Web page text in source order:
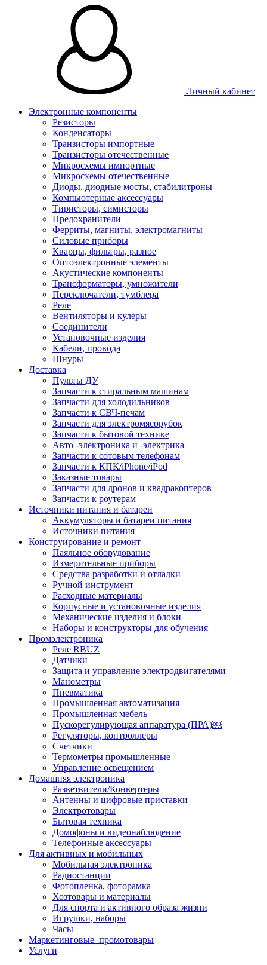
Личный кабинет
Электронные компоненты
Резисторы
Конденсаторы
Транзисторы импортные
Транзисторы отечественные
Микросхемы импортные
Микросхемы отечественные
Диоды, диодные мосты, стабилитроны
Компьютерные аксессуары
Тиристоры, симисторы
Предохранители
Ферриты, магниты, электромагниты
Силовые приборы
Кварцы, фильтры, разное
Оптоэлектронные элементы
Акустические компоненты
Трансформаторы, умножители
Переключатели, тумблера
Реле
Вентиляторы и кулеры
Соединители
Установочные изделия
Кабели, провода
Шнуры
Доставка
Пульты ДУ
Запчасти к стиральным машинам
Запчасти для холодильников
Запчасти к СВЧ-печам
Запчасти для электромясорубок
Запчасти к бытовой технике
Авто -электроника и -электрика
Запчасти к сотовым телефонам
Запчасти к КПК/iPhone/iPod
Заказные товары
Запчасти для дронов и квадракоптеров
Запчасти к роутерам
Источники питания и батареи
Аккумуляторы и батареи питания
Источники питания
Конструирование и ремонт
Паяльное оборудование
Измерительные приборы
Средства разработки и отладки
Ручной инструмент
Расходные материалы
Корпусные и установочные изделия
Механические изделия и блоки
Наборы и конструкторы для обучения
Промэлектроника
Реле RBUZ
Датчики
Защита и управление электродвигателями
Манометры
Пневматика
Промышленная автоматизация
Промышленная мебель
Пускорегулирующая аппаратура (ПРА)￼
Регуляторы, контроллеры
Счетчики
Термометры промышленные
Управление освещением
Домашняя электроника
Разветвители/Конвертеры
Антенны и цифровые приставки
Электротовары
Бытовая техника
Домофоны и видеонаблюдение
Телефонные аксессуары
Для активных и мобильных
Мобильная электроника
Радиостанции
Фотопленка, фоторамка
Хозтовары и материалы
Для спорта и активного образа жизни
Игрушки, наборы
Часы
Маркетинговые_промотовары
Услуги